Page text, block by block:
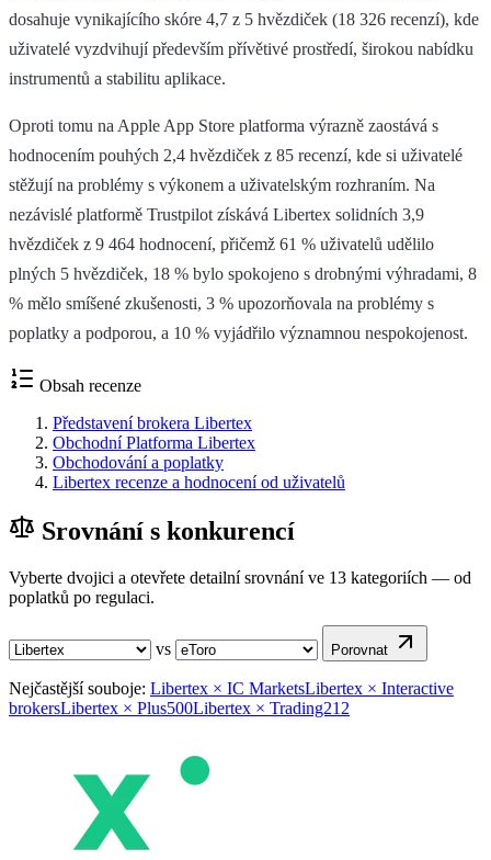
dosahuje vynikajícího skóre 4,7 z 5 hvězdiček (18 326 recenzí), kde
uživatelé vyzdvihují především přívětivé prostředí, širokou nabídku
instrumentů a stabilitu aplikace.
Oproti tomu na Apple App Store platforma výrazně zaostává s
hodnocením pouhých 2,4 hvězdiček z 85 recenzí, kde si uživatelé
stěžují na problémy s výkonem a uživatelským rozhraním. Na
nezávislé platformě Trustpilot získává Libertex solidních 3,9
hvězdiček z 9 464 hodnocení, přičemž 61 % uživatelů udělilo
plných 5 hvězdiček, 18 % bylo spokojeno s drobnými výhradami, 8
% mělo smíšené zkušenosti, 3 % upozorňovala na problémy s
poplatky a podporou, a 10 % vyjádřilo významnou nespokojenost.
Obsah recenze
Představení brokera Libertex
Obchodní Platforma Libertex
Obchodování a poplatky
Libertex recenze a hodnocení od uživatelů
Srovnání s konkurencí
Vyberte dvojici a otevřete detailní srovnání ve 13 kategoriích — od
poplatků po regulaci.
vs Porovnat
Nejčastější souboje: Libertex × IC MarketsLibertex × Interactive
brokersLibertex × Plus500Libertex × Trading212